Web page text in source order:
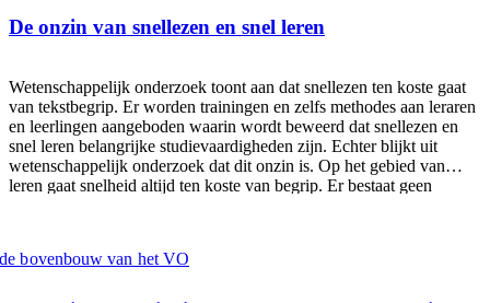
De onzin van snellezen en snel leren
Wetenschappelijk onderzoek toont aan dat snellezen ten koste gaat
van tekstbegrip. Er worden trainingen en zelfs methodes aan leraren
en leerlingen aangeboden waarin wordt beweerd dat snellezen en
snel leren belangrijke studievaardigheden zijn. Echter blijkt uit
wetenschappelijk onderzoek dat dit onzin is. Op het gebied van
leren gaat snelheid altijd ten koste van begrip. Er bestaat geen
weinig van. In dit artikel gaan we kort uitleggen waarom snellezen